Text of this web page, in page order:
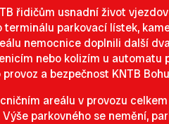
řidičům usnadní život
parkovací lístek,
nemocnice doplnili další
nebo kolizím u
a bezpečnost KNTB
areálu v provozu
parkovného se nemění,